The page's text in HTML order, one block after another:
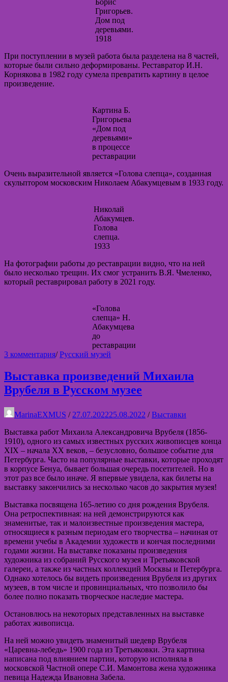
Григорьев.
Дом под
деревьями.
1918
При поступлении в музей работа была разделена на 8 частей,
которые были сильно деформированы. Реставратор И.Н.
Корнякова в 1982 году сумела превратить картину в целое
произведение.
Картина Б.
Григорьева
«Дом под
деревьями»
в процессе
реставрации
Очень выразительной является «Голова слепца», созданная
скульптором московским Николаем Абакумцевым в 1933 году.
Николай
Абакумцев.
Голова
слепца.
1933
На фотографии работы до реставрации видно, что на ней
было несколько трещин. Их смог устранить В.Я. Чмеленко,
который реставрировал работу в 2021 году.
«Голова
слепца» Н.
Абакумцева
до
реставрации
3 комментарияк
«Реставрационным
мастерским
100
лет»
/ Русский музей
Выставка произведений Михаила
Врубеля в Русском музее
MarinaEXMUS / 27.07.202225.08.2022 / Выставки
Выставка работ Михаила Александровича Врубеля (1856-
1910), одного из самых известных русских живописцев конца
XIX – начала XX веков, – безусловно, большое событие для
Петербурга. Часто на популярные выставки, которые проходят
в корпусе Бенуа, бывает большая очередь посетителей. Но в
этот раз все было иначе. Я впервые увидела, как билеты на
выставку закончились за несколько часов до закрытия музея!
Выставка посвящена 165-летию со дня рождения Врубеля.
Она ретроспективная: на ней демонстрируются как
знаменитые, так и малоизвестные произведения мастера,
относящиеся к разным периодам его творчества – начиная от
времени учебы в Академии художеств и кончая последними
годами жизни. На выставке показаны произведения
художника из собраний Русского музея и Третьяковской
галереи, а также из частных коллекций Москвы и Петербурга.
Однако хотелось бы видеть произведения Врубеля из других
музеев, в том числе и провинциальных, что позволило бы
более полно показать творческое наследие мастера.
Остановлюсь на некоторых представленных на выставке
работах живописца.
На ней можно увидеть знаменитый шедевр Врубеля
«Царевна-лебедь» 1900 года из Третьяковки. Эта картина
написана под влиянием партии, которую исполняла в
московской Частной опере С.И. Мамонтова жена художника
певица Надежда Ивановна Забела.